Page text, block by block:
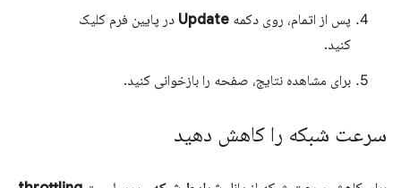
پس از اتمام، روی دکمه Update در پایین فرم کلیک
کنید.
برای مشاهده نتایج، صفحه را بازخوانی کنید.
سرعت شبکه را کاهش دهید